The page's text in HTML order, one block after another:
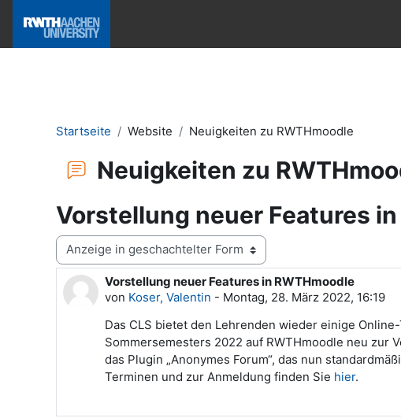
Startseite Website Neuigkeiten zu RWTHmoodle
Neuigkeiten zu
Vorstellung neuer Features
Anzeigemodus
Vorstellung neuer Features in RWTHmoodle
von Koser, Valentin - Montag, 28. März 2022, 16:19
Anzahl Antworten: 0
Das CLS bietet den Lehrenden wieder einige
Sommersemesters 2022 auf RWTHmoodle neu zur
das Plugin „Anonymes Forum“, das nun
Terminen und zur Anmeldung finden Sie hier.